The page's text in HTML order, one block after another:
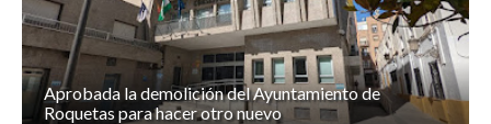
Aprobada la demolición del Ayuntamiento de
Roquetas para hacer otro nuevo